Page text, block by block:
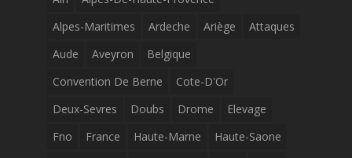
Alpes-Maritimes
Ardeche Ariège
Attaques
Aude
Aveyron
Belgique
Convention De Berne
Cote-D'Or
Deux-Sevres
Doubs Drome
Elevage
Fno
France Haute-Marne
Haute-Saone